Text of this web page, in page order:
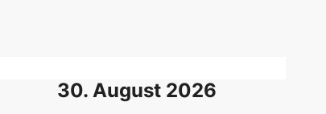
30. August 2026